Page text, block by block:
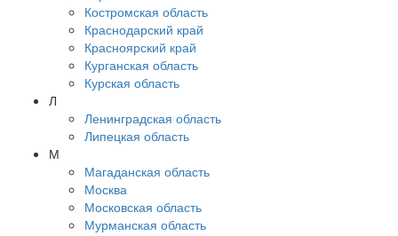
Костромская область
Краснодарский край
Красноярский край
Курганская область
Курская область
Л
Ленинградская область
Липецкая область
М
Магаданская область
Москва
Московская область
Мурманская область